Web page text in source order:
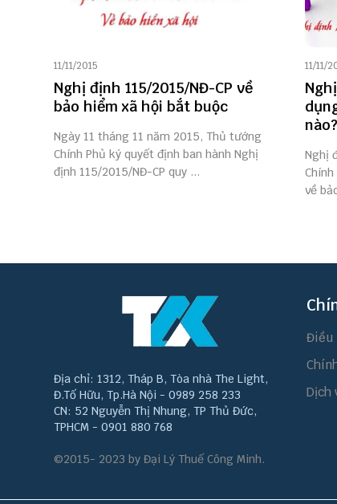
11/11/2015
Nghị định 115/2015/NĐ-CP về
bảo hiểm xã hội bắt buộc
Ngày 11 tháng 11 năm 2015, Thủ tướng
Chính Phủ ký quyết định ban hành Nghị
định 115/2015/NĐ-CP quy ...
11/11/
nào?
Nghị
về
Địa chỉ: 1312, Tháp B, Tòa nhà The Light,
Đ.Tố Hữu, Tp.Hà Nội - 0989 258 233
CN: 52 Nguyễn Thị Nhung, TP Thủ Đức,
TPHCM - 0901 880 768
©2015- 2023 by Đại Lý Thuế Công Minh.
Điều
Dịch